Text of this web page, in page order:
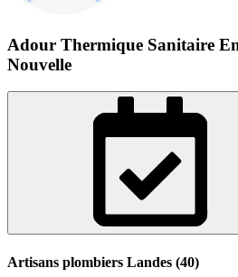
Adour Thermique Sanitaire
Nouvelle
Artisans plombiers Landes (40)